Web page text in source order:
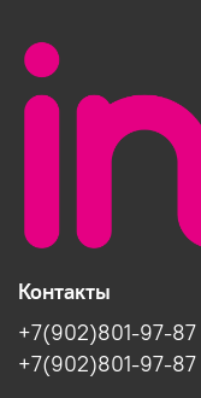
Контакты
+7(902)801-97-87
+7(902)801-97-87